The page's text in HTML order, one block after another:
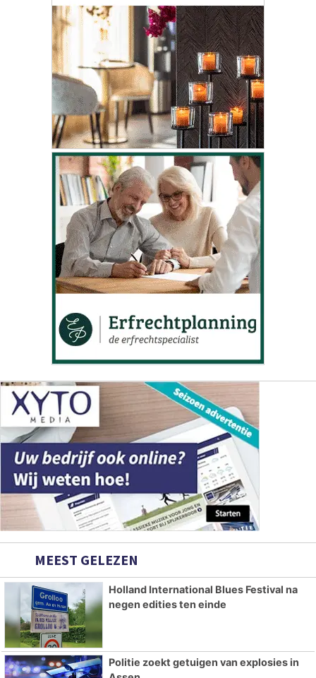
MEEST GELEZEN
Holland International Blues Festival na
negen edities ten einde
Politie zoekt getuigen van explosies in